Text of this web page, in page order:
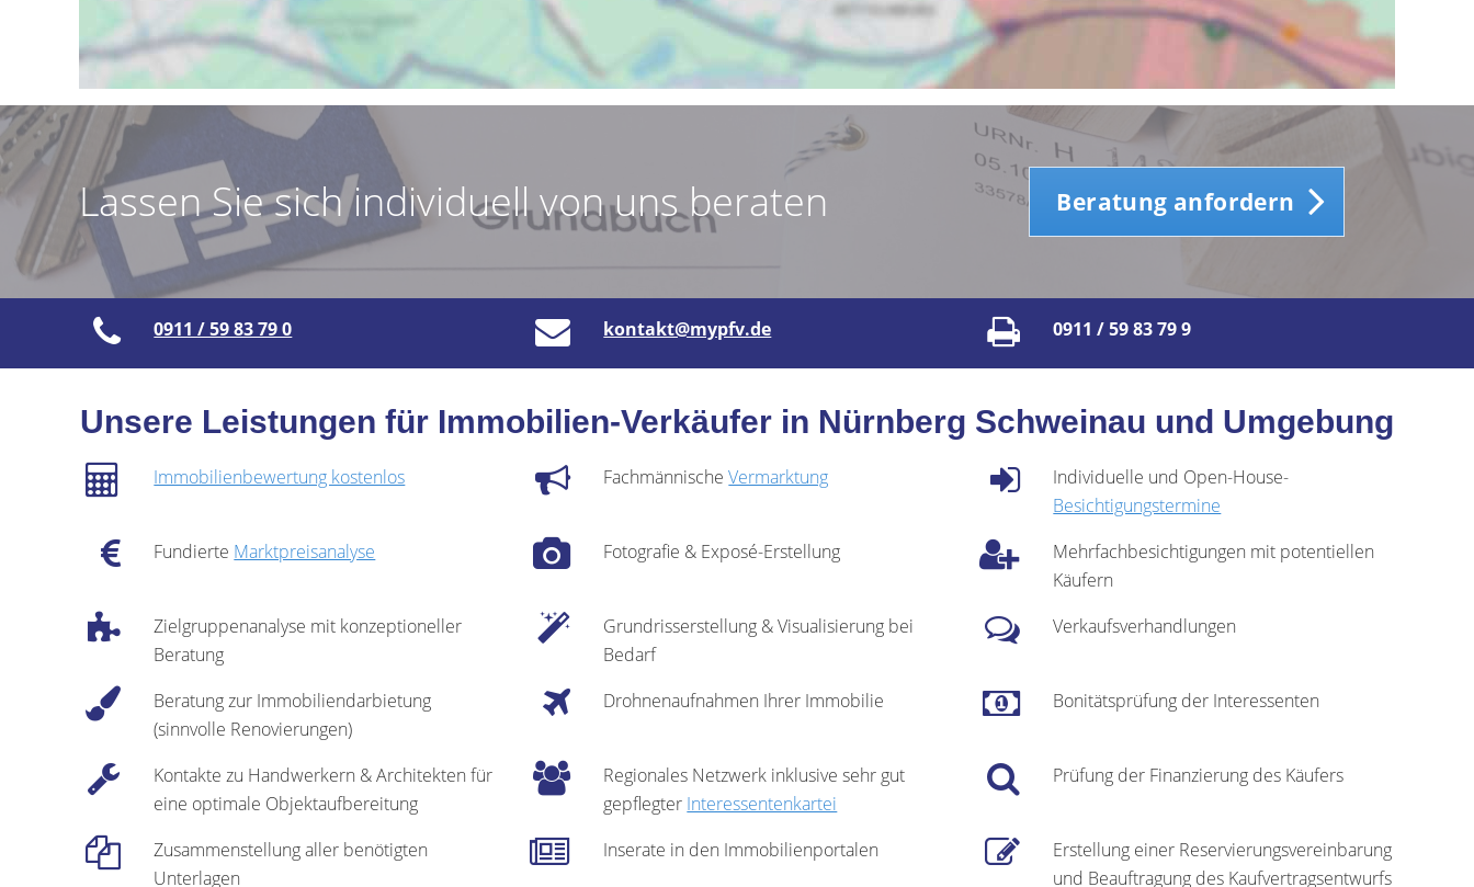
Lassen Sie sich individuell von uns beraten Beratung anfordern
0911 / 59 83 79 0 kontakt@mypfv.de 0911 / 59 83 79 9
Unsere Leistungen für Immobilien-Verkäufer in Nürnberg Schweinau und Umgebung
Immobilienbewertung kostenlos FachmännischeVermarktung
Individuelle und Open-House-
Besichtigungstermine
Fundierte Marktpreisanalyse Fotografie & Exposé-Erstellung
Mehrfachbesichtigungen mit potentiellen
Käufern
Zielgruppenanalyse mit konzeptioneller
Beratung
Grundrisserstellung & Visualisierung bei
Bedarf
Verkaufsverhandlungen
Beratung zur Immobiliendarbietung
(sinnvolle Renovierungen)
Drohnenaufnahmen Ihrer Immobilie Bonitätsprüfung der Interessenten
Kontakte zu Handwerkern & Architekten für
eine optimale Objektaufbereitung
Regionales Netzwerk inklusive sehr gut
gepflegter Interessentenkartei
Prüfung der Finanzierung des Käufers
Zusammenstellung aller benötigten
Unterlagen
Inserate in den Immobilienportalen
Erstellung einer Reservierungsvereinbarung
und Beauftragung des Kaufvertragsentwurfs